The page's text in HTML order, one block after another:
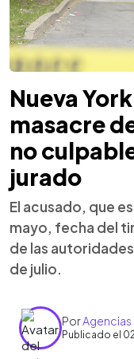
Nueva
masacre
no
jurado
El acusado, que
mayo, fecha del
de las
de julio.
PorAgencias
Publicado el